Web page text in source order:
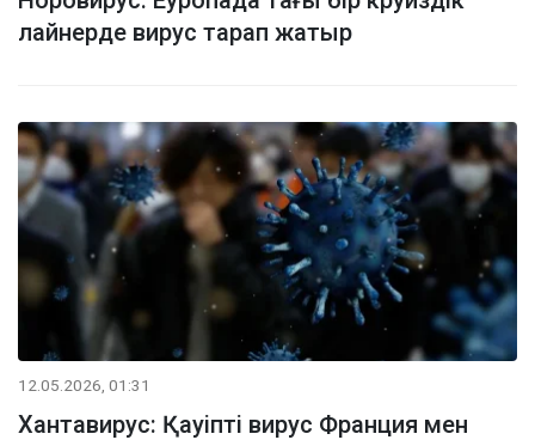
лайнерде вирус тарап жатыр
12.05.2026, 01:31
Хантавирус: Қауіпті вирус Франция мен